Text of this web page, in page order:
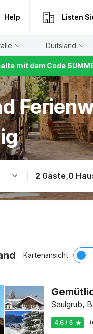
Help Listen
Duitsland
mit dem Code
2 Gäste,0
Kartenansicht
Saulgrub,
4.6 / 5